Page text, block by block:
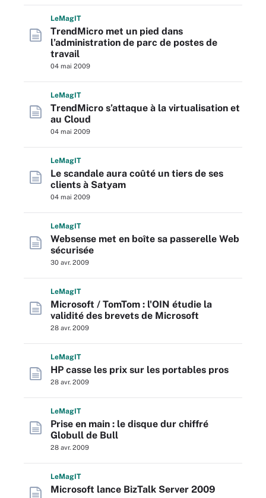
LeMagIT
TrendMicro met un pied dans
l’administration de parc de postes de
travail
04 mai 2009
LeMagIT
TrendMicro s’attaque à la virtualisation et
au Cloud
04 mai 2009
LeMagIT
Le scandale aura coûté un tiers de ses
clients à Satyam
04 mai 2009
LeMagIT
Websense met en boîte sa passerelle Web
sécurisée
30 avr. 2009
LeMagIT
Microsoft / TomTom : l'OIN étudie la
validité des brevets de Microsoft
28 avr. 2009
LeMagIT
HP casse les prix sur les portables pros
28 avr. 2009
LeMagIT
Prise en main : le disque dur chiffré
Globull de Bull
28 avr. 2009
LeMagIT
Microsoft lance BizTalk Server 2009